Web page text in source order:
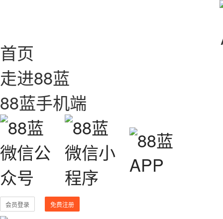
首页
走进88蓝
88蓝手机端
会员登录 免费注册